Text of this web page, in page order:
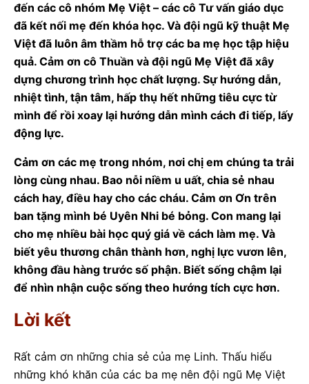
đến các cô nhóm Mẹ Việt – các cô Tư vấn giáo dục
đã kết nối mẹ đến khóa học. Và đội ngũ kỹ thuật Mẹ
Việt đã luôn âm thầm hỗ trợ các ba mẹ học tập hiệu
quả. Cảm ơn cô Thuần và đội ngũ Mẹ Việt đã xây
dựng chương trình học chất lượng. Sự hướng dẫn,
nhiệt tình, tận tâm, hấp thụ hết những tiêu cực từ
mình để rồi xoay lại hướng dẫn mình cách đi tiếp, lấy
động lực.
Cảm ơn các mẹ trong nhóm, nơi chị em chúng ta trải
lòng cùng nhau. Bao nỗi niềm u uất, chia sẻ nhau
cách hay, điều hay cho các cháu. Cảm ơn Ơn trên
ban tặng mình bé Uyên Nhi bé bỏng. Con mang lại
cho mẹ nhiều bài học quý giá về cách làm mẹ. Và
biết yêu thương chân thành hơn, nghị lực vươn lên,
không đầu hàng trước số phận. Biết sống chậm lại
để nhìn nhận cuộc sống theo hướng tích cực hơn.
Lời kết
Rất cảm ơn những chia sẻ của mẹ Linh. Thấu hiểu
những khó khăn của các ba mẹ nên đội ngũ Mẹ Việt